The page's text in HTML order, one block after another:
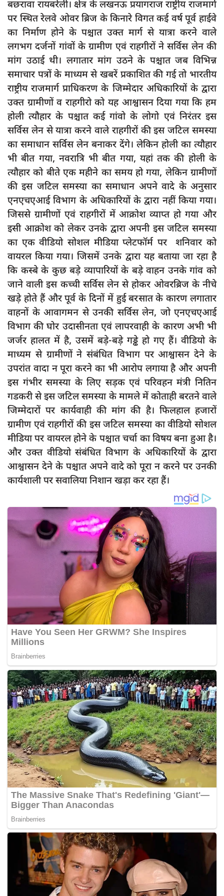
दुर्घटना
editors-pick
other
Login
Register
English
बछरावा रायबरेली। क्षेत्र के लखनऊ प्रयागराज राष्ट्रीय राजमार्ग
पर स्थित रेलवे ओवर ब्रिज के किनारे विगत कई वर्ष पूर्व हाईवे
का निर्माण होने के पश्चात उक्त मार्ग से यात्रा करने वाले
लगभग दर्जनों गांवों के ग्रामीण एवं राहगीरों ने सर्विस लेन की
मांग उठाई थी। लगातार मांग उठने के पश्चात जब विभिन्न
समाचार पत्रों के माध्यम से खबरें प्रकाशित की गई तो भारतीय
राष्ट्रीय राजमार्ग प्राधिकरण के जिम्मेदार अधिकारियों के द्वारा
उक्त ग्रामीणों व राहगीरो को यह आश्वासन दिया गया कि हम
होली त्यौहार के पश्चात कई गांवो के लोगो एवं निरंतर इस
सर्विस लेन से यात्रा करने वाले राहगीरों की इस जटिल समस्या
का समाधान सर्विस लेन बनाकर देंगे। लेकिन होली का त्यौहार
भी बीत गया, नवरात्रि भी बीत गया, यहां तक की होली के
त्यौहार को बीते एक महीने का समय हो गया, लेकिन ग्रामीणों
की इस जटिल समस्या का समाधान अपने वादे के अनुसार
एनएचएआई विभाग के अधिकारियों के द्वारा नहीं किया गया।
जिससे ग्रामीणों एवं राहगीरों में आक्रोश व्याप्त हो गया और
इसी आक्रोश को लेकर उनके द्वारा अपनी इस जटिल समस्या
का एक वीडियो सोशल मीडिया प्लेटफॉर्म पर शनिवार को
वायरल किया गया। जिसमें उनके द्वारा यह बताया जा रहा है
कि कस्बे के कुछ बड़े व्यापारियों के बड़े वाहन उनके गांव को
जाने वाली इस कच्ची सर्विस लेन से होकर ओवरब्रिज के नीचे
खड़े होते हैं और पूर्व के दिनों में हुई बरसात के कारण लगातार
वाहनों के आवागमन से उनकी सर्विस लेन, जो एनएचएआई
विभाग की घोर उदासीनता एवं लापरवाही के कारण अभी भी
जर्जर हालत में है, उसमें बड़े-बड़े गड्ढे हो गए हैं। वीडियो के
माध्यम से ग्रामीणों ने संबंधित विभाग पर आश्वासन देने के
उपरांत वादा न पूरा करने का भी आरोप लगाया है और अपनी
इस गंभीर समस्या के लिए सड़क एवं परिवहन मंत्री नितिन
गडकरी से इस जटिल समस्या के मामले में कोताही बरतने वाले
जिम्मेदारों पर कार्यवाही की मांग की है। फिलहाल हजारों
ग्रामीण एवं राहगीरों की इस जटिल समस्या का वीडियो सोशल
मीडिया पर वायरल होने के पश्चात चर्चा का विषय बना हुआ है।
और उक्त वीडियो संबंधित विभाग के अधिकारियों के द्वारा
आश्वासन देने के पश्चात अपने वादे को पूरा न करने पर उनकी
कार्यशाली पर सवालिया निशान खड़ा कर रहा हैं।